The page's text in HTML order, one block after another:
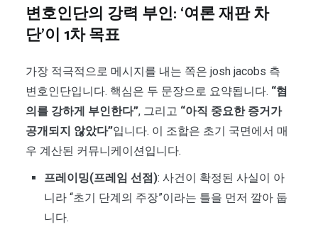
변호인단의 강력 부인: ‘여론 재판 차
단’이 1차 목표
가장 적극적으로 메시지를 내는 쪽은 josh jacobs 측
변호인단입니다. 핵심은 두 문장으로 요약됩니다. “혐
의를 강하게 부인한다”, 그리고 “아직 중요한 증거가
공개되지 않았다”입니다. 이 조합은 초기 국면에서 매
우 계산된 커뮤니케이션입니다.
프레이밍(프레임 선점): 사건이 확정된 사실이 아
니라 “초기 단계의 주장”이라는 틀을 먼저 깔아 둡
니다.